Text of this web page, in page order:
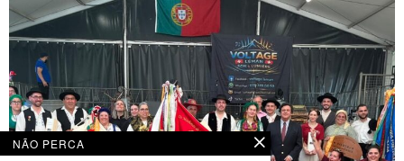
NÃO PERCA